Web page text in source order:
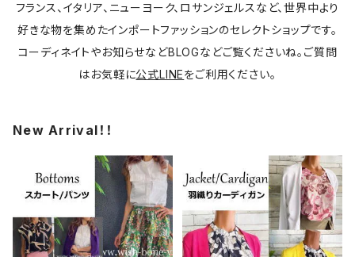
フランス、イタリア、ニューヨーク、ロサンジェルスなど、世界中より
好きな物を集めたインポートファッションのセレクトショップです。
コーディネイトやお知らせなどBLOGなどご覧くださいね。ご質問
はお気軽に公式LINEをご利用ください。
New Arrival！！